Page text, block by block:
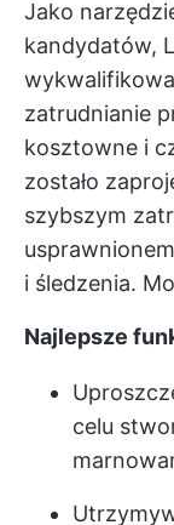
Jako
kandydatów,
zatrudnianie
kosztowne i
zostało
szybszym
i śledzenia.
Najlepsze
celu